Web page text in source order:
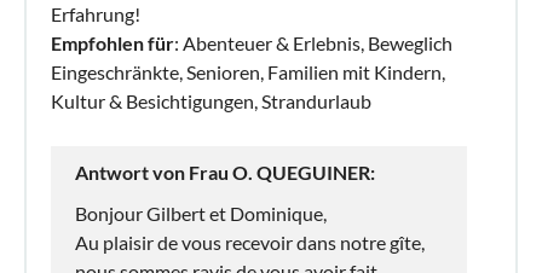
Erfahrung!
Empfohlen für: Abenteuer & Erlebnis, Beweglich
Eingeschränkte, Senioren, Familien mit Kindern,
Kultur & Besichtigungen, Strandurlaub
Antwort von Frau O. QUEGUINER:
Bonjour Gilbert et Dominique,
Au plaisir de vous recevoir dans notre gîte,